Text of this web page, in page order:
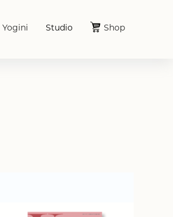
Yogini Studio Shop